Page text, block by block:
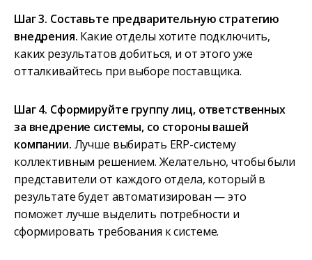
Шаг 3. Составьте предварительную стратегию
внедрения. Какие отделы хотите подключить,
каких результатов добиться, и от этого уже
отталкивайтесь при выборе поставщика.
Шаг 4. Сформируйте группу лиц, ответственных
за внедрение системы, со стороны вашей
компании. Лучше выбирать ERP-систему
коллективным решением. Желательно, чтобы были
представители от каждого отдела, который в
результате будет автоматизирован — это
поможет лучше выделить потребности и
сформировать требования к системе.